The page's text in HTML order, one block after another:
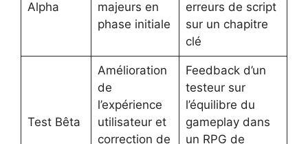
Alpha
majeurs en
phase initiale
erreurs de script
sur un chapitre
clé
Test Bêta
Amélioration
de
l’expérience
utilisateur et
correction de
Feedback d’un
testeur sur
l’équilibre du
gameplay dans
un RPG de